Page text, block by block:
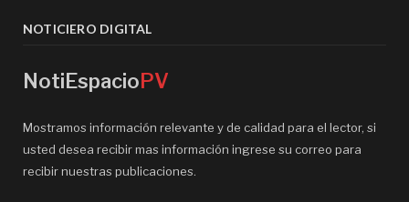
NOTICIERO DIGITAL
NotiEspacioPV
Mostramos información relevante y de calidad para el lector, si
usted desea recibir mas información ingrese su correo para
recibir nuestras publicaciones.